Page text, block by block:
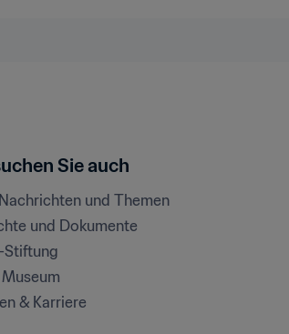
Sie auch
und Themen
und Dokumente
Stiftung
Museum
& Karriere